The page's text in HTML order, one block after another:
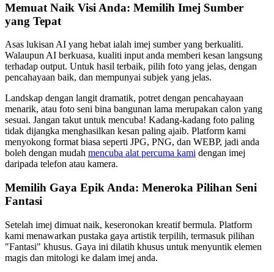
Memuat Naik Visi Anda: Memilih Imej Sumber
yang Tepat
Asas lukisan AI yang hebat ialah imej sumber yang berkualiti.
Walaupun AI berkuasa, kualiti input anda memberi kesan langsung
terhadap output. Untuk hasil terbaik, pilih foto yang jelas, dengan
pencahayaan baik, dan mempunyai subjek yang jelas.
Landskap dengan langit dramatik, potret dengan pencahayaan
menarik, atau foto seni bina bangunan lama merupakan calon yang
sesuai. Jangan takut untuk mencuba! Kadang-kadang foto paling
tidak dijangka menghasilkan kesan paling ajaib. Platform kami
menyokong format biasa seperti JPG, PNG, dan WEBP, jadi anda
boleh dengan mudah mencuba alat percuma kami dengan imej
daripada telefon atau kamera.
Memilih Gaya Epik Anda: Meneroka Pilihan Seni
Fantasi
Setelah imej dimuat naik, keseronokan kreatif bermula. Platform
kami menawarkan pustaka gaya artistik terpilih, termasuk pilihan
"Fantasi" khusus. Gaya ini dilatih khusus untuk menyuntik elemen
magis dan mitologi ke dalam imej anda.